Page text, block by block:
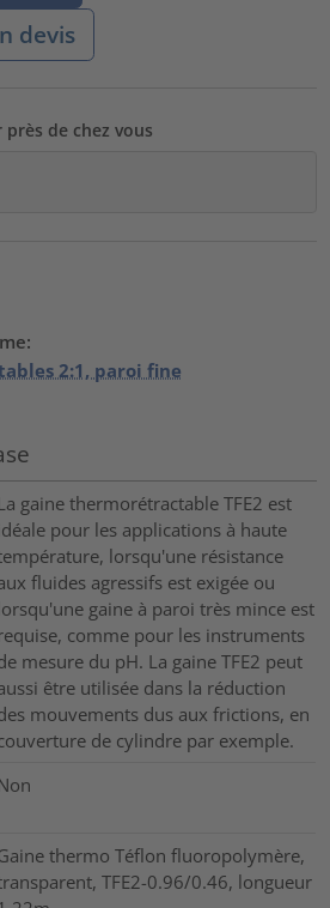
devis
de chez vous
2:1, paroi fine
gaine thermorétractable TFE2 est
pour les applications à haute
lorsqu'une résistance
fluides agressifs est exigée ou
gaine à paroi très mince est
comme pour les instruments
mesure du pH. La gaine TFE2 peut
être utilisée dans la réduction
mouvements dus aux frictions, en
de cylindre par exemple.
thermo Téflon fluoropolymère,
TFE2-0.96/0.46, longueur